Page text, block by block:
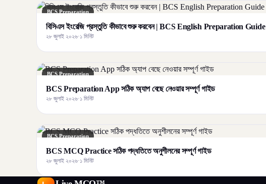
BCS Preparation
বিসিএস ইংরেজি প্রস্তুতি কীভাবে শুরু করবেন | BCS English Preparation Guide
২৮ জুলাই ২০২৬·১ মিনিট
BCS Preparation
BCS Preparation App সঠিক অ্যাপ বেছে নেওয়ার সম্পূর্ণ গাইড
২৮ জুলাই ২০২৬·১ মিনিট
BCS Preparation
BCS MCQ Practice সঠিক পদ্ধতিতে অনুশীলনের সম্পূর্ণ গাইড
২৮ জুলাই ২০২৬·১ মিনিট